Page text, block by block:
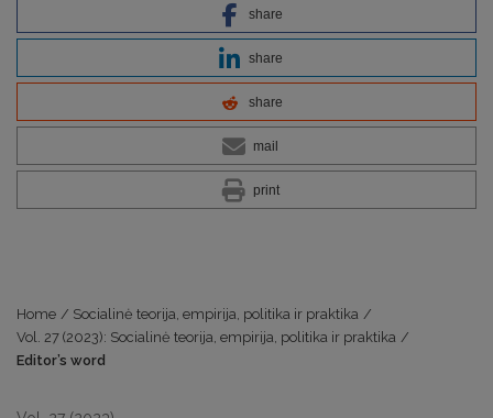
share
share
share
mail
print
Home / Socialinė teorija, empirija, politika ir praktika /
Vol. 27 (2023): Socialinė teorija, empirija, politika ir praktika /
Editor’s word